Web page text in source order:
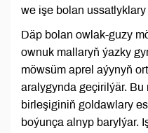
we işe bolan ussatlyklary
Däp bolan owlak-guzy
ownuk mallaryň ýazky
möwsüm aprel aýynyň
aralygynda geçirilýär.
birleşiginiň goldawlary
boýunça alnyp barylýar.